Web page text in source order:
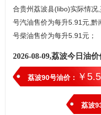
合贵州荔波县(libo)实际情
号汽油售价为每升5.91元,
号柴油售价为每升5.91元；
2026-08-09,荔波今日油价
荔波90号油价： ￥
荔波